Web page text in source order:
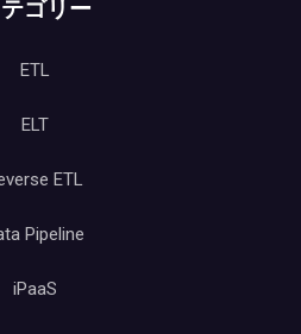
ゴリー
ETL
ELT
ETL
Pipeline
iPaaS